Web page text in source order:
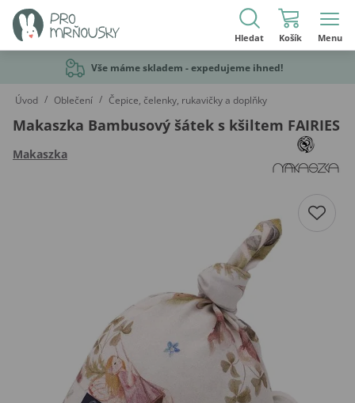
Hledat Košík Menu
Vše máme skladem - expedujeme ihned!
Úvod / Oblečení / Čepice, čelenky, rukavičky a doplňky
Makaszka Bambusový šátek s kšiltem FAIRIES
Makaszka